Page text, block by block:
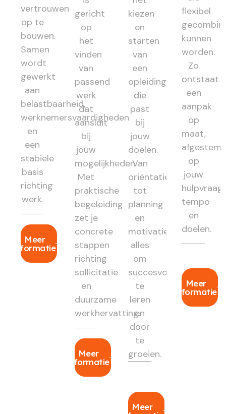
vertrouwen
op te
bouwen.
Samen
wordt
gewerkt
aan
belastbaarheid,
werknemersvaardigheden
en
een
stabiele
basis
richting
werk.
Meer
informatie
gericht
op
het
vinden
van
passend
werk
dat
aansluit
bij
jouw
mogelijkheden.
Met
praktische
begeleiding
zet je
concrete
stappen
richting
sollicitatie
en
duurzame
werkhervatting.
Meer
informatie
kiezen
en
starten
van
een
opleiding
die
past
bij
jouw
doelen.
Van
oriëntatie
tot
planning
en
motivatie:
alles
om
succesvol
te
leren
en
door
te
groeien.
Meer
flexibel
kunnen
worden.
Zo
ontstaat
een
aanpak
op
maat,
op
jouw
hulpvraag,
tempo
en
doelen.
Meer
informatie